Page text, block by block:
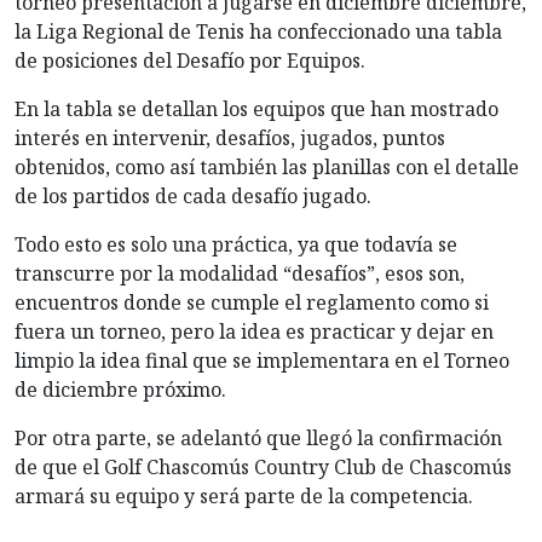
la Liga Regional de Tenis ha confeccionado una tabla
de posiciones del Desafío por Equipos.
En la tabla se detallan los equipos que han mostrado
interés en intervenir, desafíos, jugados, puntos
obtenidos, como así también las planillas con el detalle
de los partidos de cada desafío jugado.
Todo esto es solo una práctica, ya que todavía se
transcurre por la modalidad “desafíos”, esos son,
encuentros donde se cumple el reglamento como si
fuera un torneo, pero la idea es practicar y dejar en
limpio la idea final que se implementara en el Torneo
de diciembre próximo.
Por otra parte, se adelantó que llegó la confirmación
de que el Golf Chascomús Country Club de Chascomús
armará su equipo y será parte de la competencia.